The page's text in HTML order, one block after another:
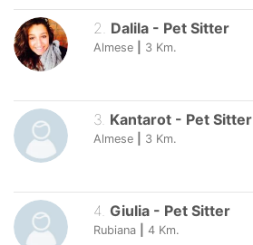
2. Dalila - Pet Sitter
Almese 3 Km.
3. Kantarot - Pet Sitter
Almese 3 Km.
4. Giulia - Pet Sitter
Rubiana 4 Km.